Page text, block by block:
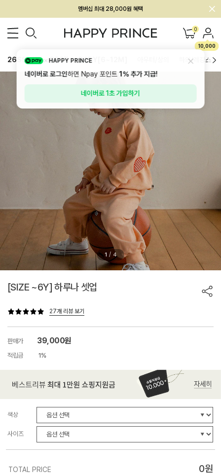
회원전용 아울렛, 가입하면 ~60% 할인!
멤버십 최대 28,000원 혜택 0
10,000
26SS 신상 BEST BABY[6~12M] 하의/레깅스
1 / 4
[SIZE ~6Y] 하루나 셋업
27개 리뷰 보기
판매가 39,000원
적립금 1%
색상
사이즈
TOTAL PRICE 0원
HAPPY PRINCE
네이버로 로그인하면 Npay 포인트1%추가 지급!
네이버로 1초 가입하기